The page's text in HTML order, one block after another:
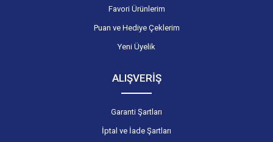
Favori Ürünlerim
Puan ve Hediye Çeklerim
Yeni Üyelik
ALIŞVERİŞ
Garanti Şartları
İptal ve İade Şartları